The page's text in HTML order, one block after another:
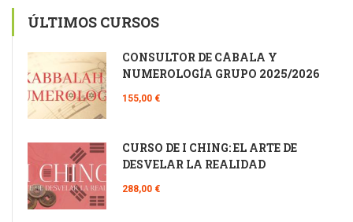
ÚLTIMOS CURSOS
CONSULTOR DE CÁBALA Y
NUMEROLOGÍA GRUPO 2025/2026
155,00 €
CURSO DE I CHING: EL ARTE DE
DESVELAR LA REALIDAD
288,00 €